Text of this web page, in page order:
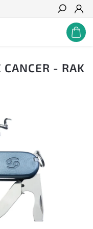
Hledat
- RAK